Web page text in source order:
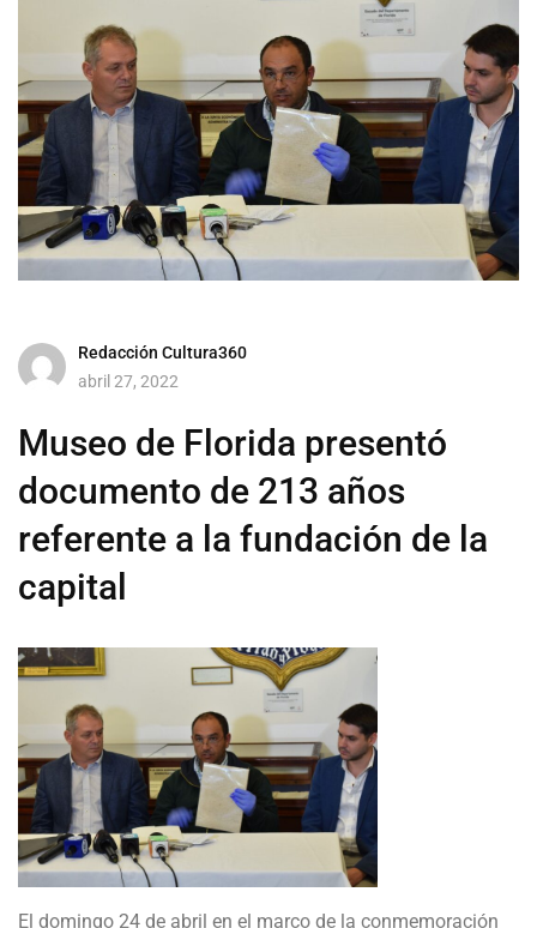
Redacción Cultura360
abril 27, 2022
Museo de Florida presentó
documento de 213 años
referente a la fundación de la
capital
El domingo 24 de abril en el marco de la conmemoración